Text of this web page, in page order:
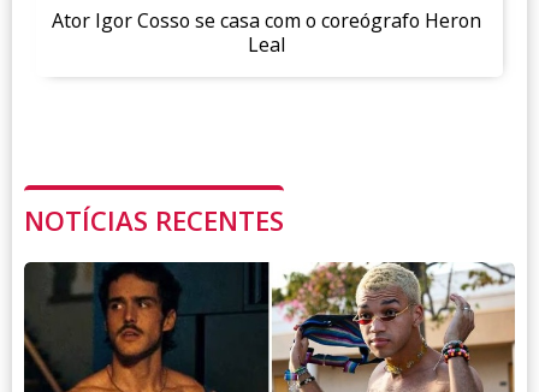
Ator Igor Cosso se casa com o coreógrafo Heron
Leal
NOTÍCIAS RECENTES